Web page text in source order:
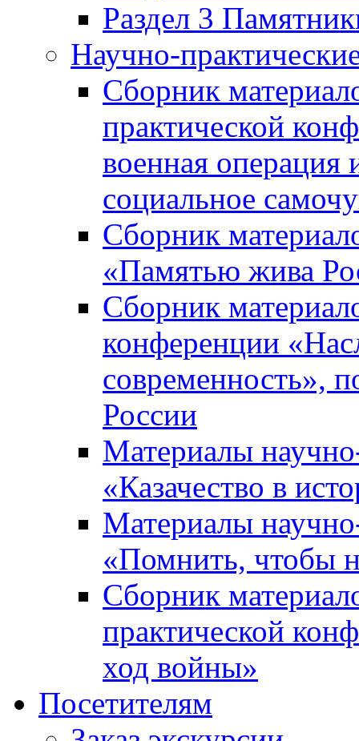
Раздел 3
Научно-
Сборник
практической
военная операция
социальное
Сборник
«Памятью жива
Сборник
конференции
современность»,
России
Материалы
«Казачество в
Материалы
«Помнить, чтобы
Сборник
практической
ход войны»
Посетителям